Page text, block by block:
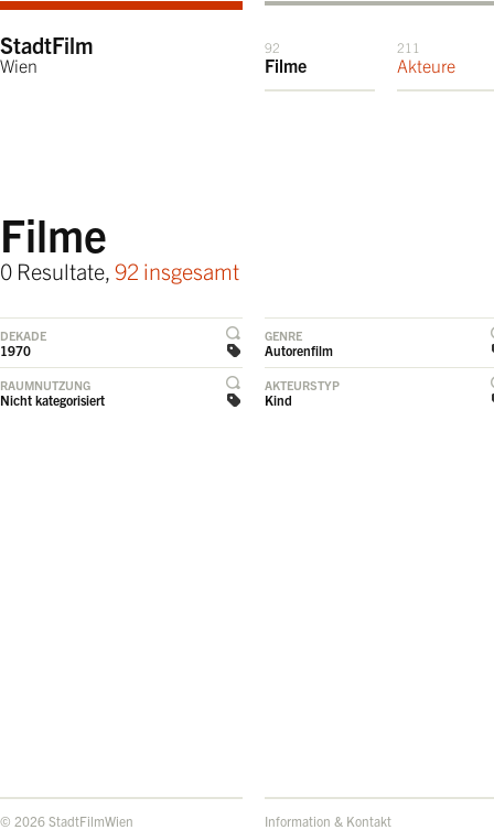
StadtFilm
Wien
92
Filme
211
Akteure
Filme
0 Resultate, 92 insgesamt
DEKADE
1970
GENRE
Autorenfilm
RAUMNUTZUNG
Nicht kategorisiert
AKTEURSTYP
Kind
© 2026 StadtFilmWien Information & Kontakt